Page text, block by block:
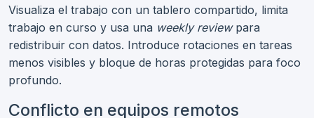
Visualiza el trabajo con un tablero compartido, limita
trabajo en curso y usa una weekly reviewpara
redistribuir con datos. Introduce rotaciones en tareas
menos visibles y bloque de horas protegidas para foco
profundo.
Conflicto en equipos remotos